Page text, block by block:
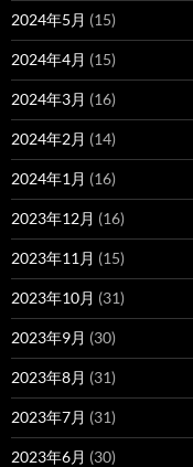
2024年5月 (15)
2024年4月 (15)
2024年3月 (16)
2024年2月 (14)
2024年1月 (16)
2023年12月 (16)
2023年11月 (15)
2023年10月 (31)
2023年9月 (30)
2023年8月 (31)
2023年7月 (31)
2023年6月 (30)